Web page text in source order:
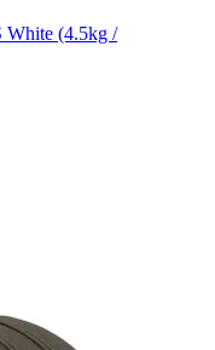
(4.5kg /